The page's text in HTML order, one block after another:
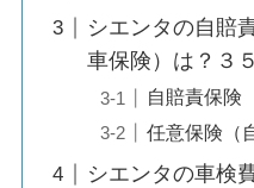
シエンタの自賠
車保険）は？３
自賠責保険
任意保険（
シエンタの車検